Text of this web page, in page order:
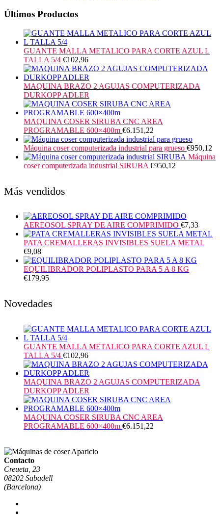
Últimos Productos
GUANTE MALLA METALICO PARA CORTE AZUL L
TALLA 5/4 €102,96
MAQUINA BRAZO 2 AGUJAS COMPUTERIZADA
DURKOPP ADLER
MAQUINA COSER SIRUBA CNC AREA
PROGRAMABLE 600×400m €6.151,22
Máquina coser computerizada industrial para grueso €950,12
Máquina
coser computerizada industrial SIRUBA €950,12
Más vendidos
AEREOSOL SPRAY DE AIRE COMPRIMIDO €7,33
PATA CREMALLERAS INVISIBLES SUELA METAL
€9,08
EQUILIBRADOR POLIPLASTO PARA 5 A 8 KG
€179,95
Novedades
GUANTE MALLA METALICO PARA CORTE AZUL L
TALLA 5/4 €102,96
MAQUINA BRAZO 2 AGUJAS COMPUTERIZADA
DURKOPP ADLER
MAQUINA COSER SIRUBA CNC AREA
PROGRAMABLE 600×400m €6.151,22
Contacto
Creueta, 23
08202 Sabadell
(Barcelona)